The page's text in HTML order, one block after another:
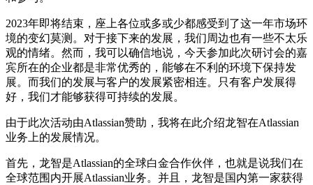
2023年即将结束，座上各位或多或少都感受到了这一年市场环
境的变幻莫测。对于接下来的发展，我们周边也有一些不太乐
观的情绪。然而，我可以确信地说，今天参加此次研讨会的嘉
宾所在的企业都是非常优秀的，能够在不利的环境下保持发
展。而我们的发展与客户的发展紧密相连。只有客户发展得
好，我们才能够获得可持续的发展。
由于此次活动由Atlassian赞助，我将在此介绍龙智在Atlassian
业务上的发展情况。
首先，龙智是Atlassian的全球白金合作伙伴，也就是说我们在
全球范围内开展Atlassian业务。并且，龙智是国内第一家获得